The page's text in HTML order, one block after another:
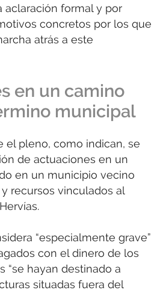
aclaración formal y por
concretos por los que
atrás a este
en un camino
municipal
el pleno, como indican, se
de actuaciones en un
en un municipio vecino
recursos vinculados al
“especialmente grave”
con el dinero de los
“se hayan destinado a
situadas fuera del